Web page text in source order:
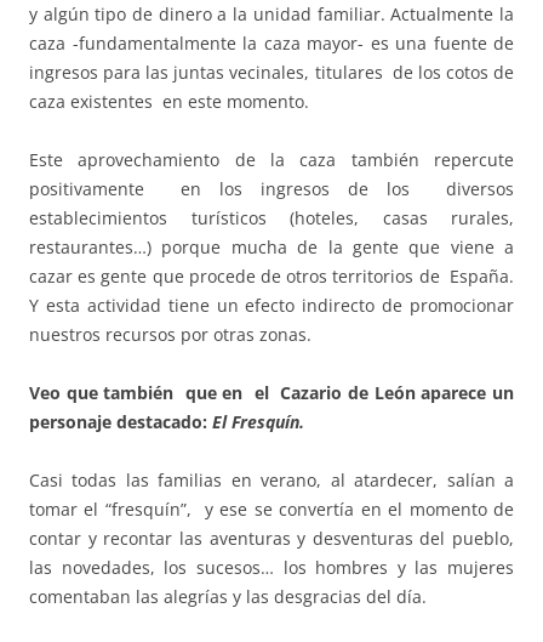
y algún tipo de dinero a la unidad familiar. Actualmente la
caza -fundamentalmente la caza mayor- es una fuente de
ingresos para las juntas vecinales, titulares de los cotos de
caza existentes en este momento.
Este aprovechamiento de la caza también repercute
positivamente en los ingresos de los diversos
establecimientos turísticos (hoteles, casas rurales,
restaurantes…) porque mucha de la gente que viene a
cazar es gente que procede de otros territorios de España.
Y esta actividad tiene un efecto indirecto de promocionar
nuestros recursos por otras zonas.
Veo que también que en el Cazario de León aparece un
personaje destacado: El Fresquín.
Casi todas las familias en verano, al atardecer, salían a
tomar el “fresquín”, y ese se convertía en el momento de
contar y recontar las aventuras y desventuras del pueblo,
las novedades, los sucesos… los hombres y las mujeres
comentaban las alegrías y las desgracias del día.